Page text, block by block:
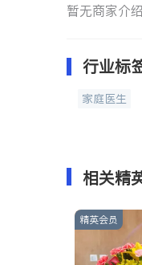
暂无商家介绍
行业标
家庭医生
相关精
精英会员